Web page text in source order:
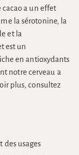
cacao a un effet
la sérotonine, la
et la
est un
en antioxydants
notre cerveau a
plus, consultez
des usages